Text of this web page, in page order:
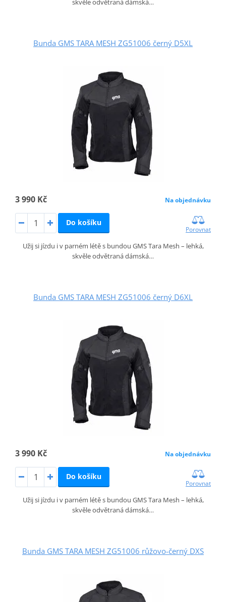
skvěle odvětraná dámská…
Bunda GMS TARA MESH ZG51006 černý D5XL
3 990 Kč Na objednávku
Do košíku
Porovnat
Užij si jízdu i v parném létě s bundou GMS Tara Mesh – lehká,
skvěle odvětraná dámská…
Bunda GMS TARA MESH ZG51006 černý D6XL
3 990 Kč Na objednávku
Do košíku
Porovnat
Užij si jízdu i v parném létě s bundou GMS Tara Mesh – lehká,
skvěle odvětraná dámská…
Bunda GMS TARA MESH ZG51006 růžovo-černý DXS